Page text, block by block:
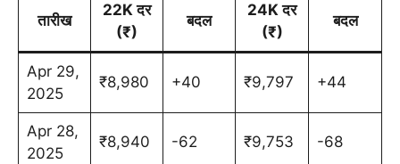
तारीख
22K दर
(₹)
बदल
24K दर
(₹)
बदल
Apr 29,
2025
₹8,980 +40 ₹9,797 +44
Apr 28,
2025
₹8,940 -62 ₹9,753 -68